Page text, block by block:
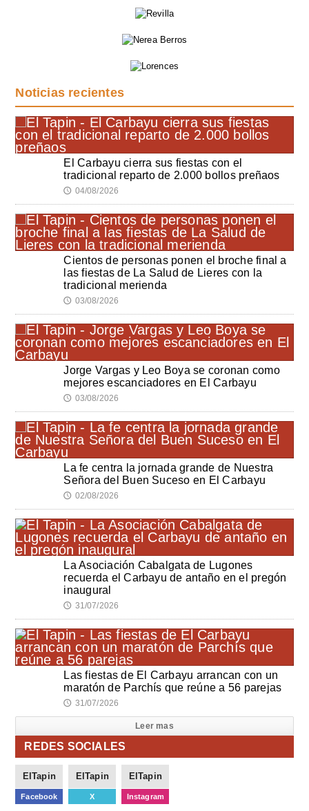
Noticias recientes
El Carbayu cierra sus fiestas con el
tradicional reparto de 2.000 bollos preñaos
🕔 04/08/2026
Cientos de personas ponen el broche final a
las fiestas de La Salud de Lieres con la
tradicional merienda
🕔 03/08/2026
Jorge Vargas y Leo Boya se coronan como
mejores escanciadores en El Carbayu
🕔 03/08/2026
La fe centra la jornada grande de Nuestra
Señora del Buen Suceso en El Carbayu
🕔 02/08/2026
La Asociación Cabalgata de Lugones
recuerda el Carbayu de antaño en el pregón
inaugural
🕔 31/07/2026
Las fiestas de El Carbayu arrancan con un
maratón de Parchís que reúne a 56 parejas
🕔 31/07/2026
Leer mas
REDES SOCIALES
ElTapin
Facebook
ElTapin
X
ElTapin
Instagram